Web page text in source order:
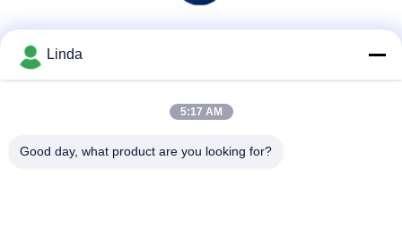
Linda
5:17 AM
Good day, what product are you looking for?